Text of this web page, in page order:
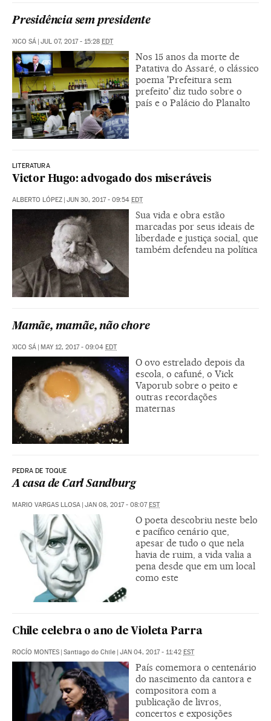
Presidência sem presidente
XICO SÁ | JUL 07, 2017 - 15:28 EDT
Nos 15 anos da morte de
Patativa do Assaré, o clássico
poema 'Prefeitura sem
prefeito' diz tudo sobre o
país e o Palácio do Planalto
LITERATURA
Victor Hugo: advogado dos miseráveis
ALBERTO LÓPEZ | JUN 30, 2017 - 09:54 EDT
Sua vida e obra estão
marcadas por seus ideais de
liberdade e justiça social, que
também defendeu na política
Mamãe, mamãe, não chore
XICO SÁ | MAY 12, 2017 - 09:04 EDT
O ovo estrelado depois da
escola, o cafuné, o Vick
Vaporub sobre o peito e
outras recordações
maternas
PEDRA DE TOQUE
A casa de Carl Sandburg
MARIO VARGAS LLOSA JAN 08, 2017 - 08:07 EST
O poeta descobriu neste belo
e pacífico cenário que,
apesar de tudo o que nela
havia de ruim, a vida valia a
pena desde que em um local
como este
Chile celebra o ano de Violeta Parra
ROCÍO MONTES Santiago do Chile JAN 04, 2017 - 11:42 EST
País comemora o centenário
do nascimento da cantora e
compositora com a
publicação de livros,
concertos e exposições